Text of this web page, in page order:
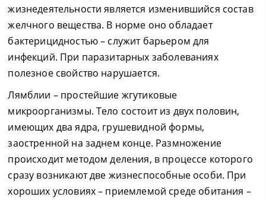
жизнедеятельности является изменившийся состав
желчного вещества. В норме оно обладает
бактерицидностью – служит барьером для
инфекций. При паразитарных заболеваниях
полезное свойство нарушается.
Лямблии – простейшие жгутиковые
микроорганизмы. Тело состоит из двух половин,
имеющих два ядра, грушевидной формы,
заостренной на заднем конце. Размножение
происходит методом деления, в процессе которого
сразу возникают две жизнеспособные особи. При
хороших условиях – приемлемой среде обитания –